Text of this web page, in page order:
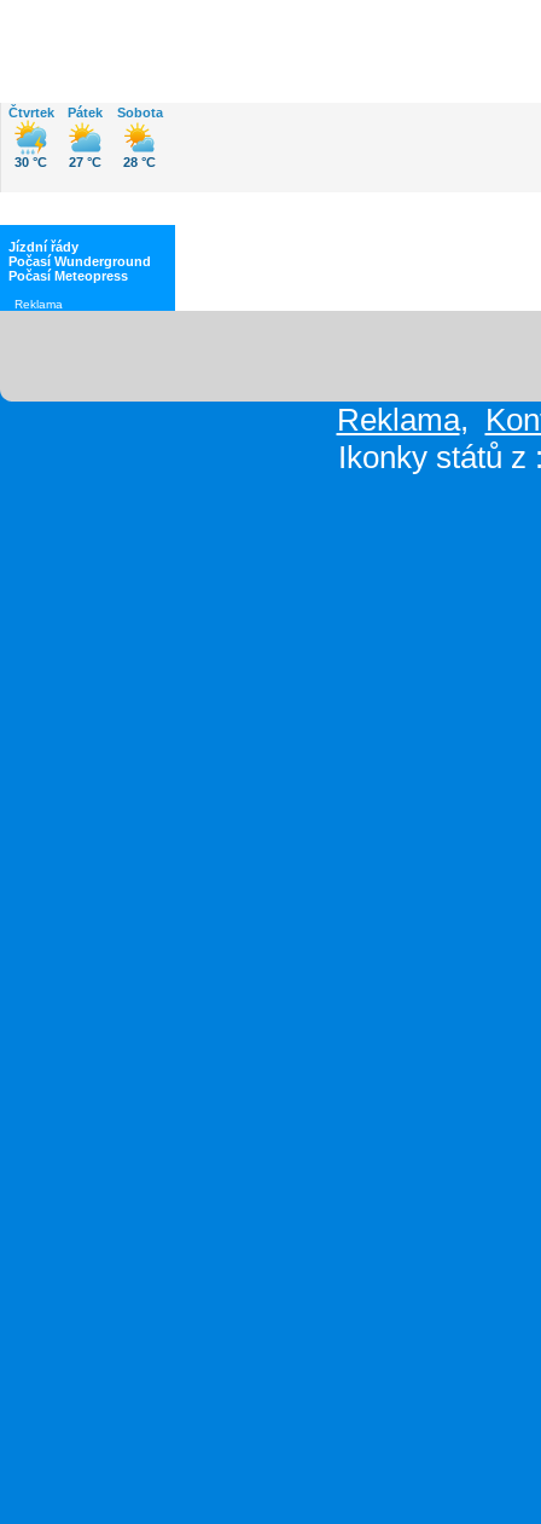
Čtvrtek
30 °C
Pátek
27 °C
Sobota
28 °C
Jízdní řády
Počasí Wunderground
Počasí Meteopress
Reklama
Reklama,
Ikonky států z